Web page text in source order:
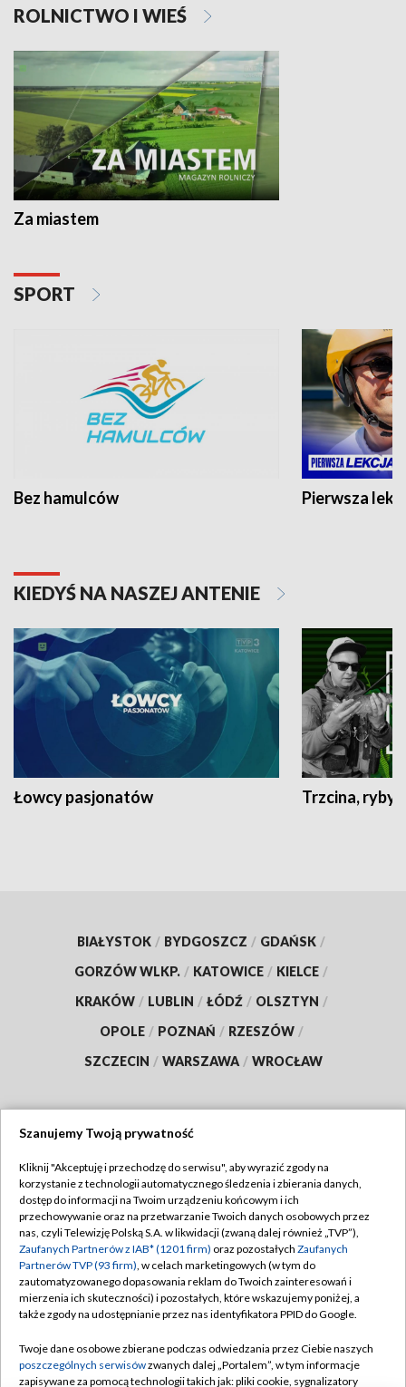
ROLNICTWO I WIEŚ
Za miastem
SPORT
Bez hamulców Pierwsza
KIEDYŚ NA NASZEJ ANTENIE
Łowcy pasjonatów Trzcina, ryby
BIAŁYSTOK / BYDGOSZCZ / GDAŃSK /
GORZÓW WLKP. / KATOWICE / KIELCE /
KRAKÓW / LUBLIN / ŁÓDŹ / OLSZTYN /
OPOLE / POZNAŃ / RZESZÓW /
SZCZECIN / WARSZAWA / WROCŁAW
TVP
Abonament TVP
Emisja w TVP
Centrum informacji TVP
Naziemna Telewizja Cyfrowa
Rada Programowa
Regulamin TVP
Polityka prywatności
Moje zgody
Pomoc
Kontakt
Szanujemy Twoją prywatność
Kliknij "Akceptuję i przechodzę do serwisu", aby wyrazić zgody na
korzystanie z technologii automatycznego śledzenia i zbierania danych,
dostęp do informacji na Twoim urządzeniu końcowym i ich
przechowywanie oraz na przetwarzanie Twoich danych osobowych przez
nas, czyli Telewizję Polską S.A. w likwidacji (zwaną dalej również „TVP”),
Zaufanych Partnerów z IAB* (1201 firm) oraz pozostałych Zaufanych
Partnerów TVP (93 firm), w celach marketingowych (w tym do
zautomatyzowanego dopasowania reklam do Twoich zainteresowań i
mierzenia ich skuteczności) i pozostałych, które wskazujemy poniżej, a
także zgody na udostępnianie przez nas identyfikatora PPID do Google.
Twoje dane osobowe zbierane podczas odwiedzania przez Ciebie naszych
poszczególnych serwisówzwanych dalej „Portalem”, w tym informacje
zapisywane za pomocą technologii takich jak: pliki cookie, sygnalizatory